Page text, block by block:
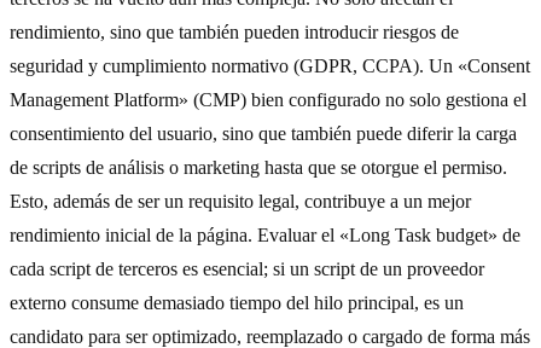
rendimiento, sino que también pueden introducir riesgos de
seguridad y cumplimiento normativo (GDPR, CCPA). Un «Consent
Management Platform» (CMP) bien configurado no solo gestiona el
consentimiento del usuario, sino que también puede diferir la carga
de scripts de análisis o marketing hasta que se otorgue el permiso.
Esto, además de ser un requisito legal, contribuye a un mejor
rendimiento inicial de la página. Evaluar el «Long Task budget» de
cada script de terceros es esencial; si un script de un proveedor
externo consume demasiado tiempo del hilo principal, es un
candidato para ser optimizado, reemplazado o cargado de forma más